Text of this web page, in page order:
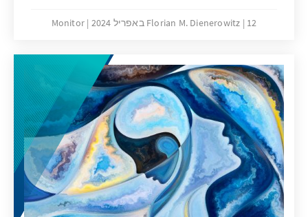
geprüft werden: Zu nennen ist beispielsweise
selbstbestimmten Entscheidung vor dem
Hintergrund der Ursachen für den
Schwangerschaftskonflikt und -abbruch. Auch
die Frage nach der Übereinstimmung einer
selbstbestimmten Entscheidung mit etwaigen
Rechten des ungeborenen Lebens muss
erneut diskutiert werden.
Florian M. Dienerowitz 12 באפריל 2024 Monitor